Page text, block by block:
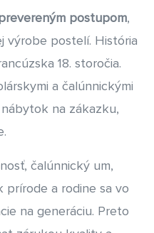
postupom,
výrobe postelí. História
18. storočia.
a čalúnnickými
na zákazku,
čalúnnický um,
prírode a rodine sa vo
na generáciu. Preto